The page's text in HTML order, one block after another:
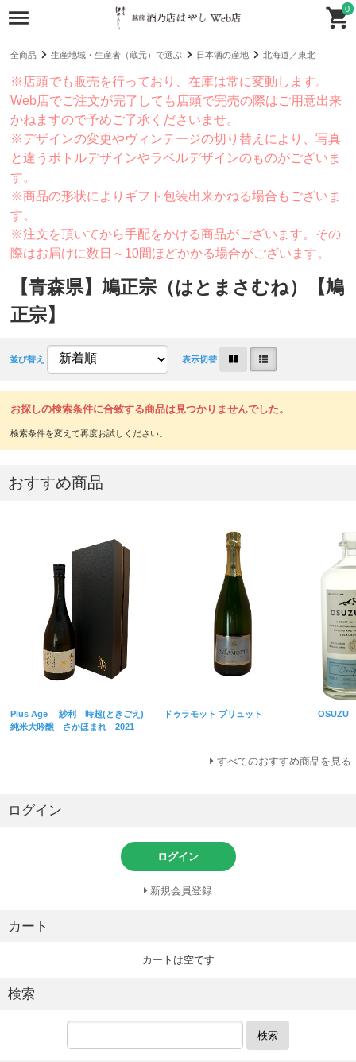
0
全商品 生産地域・生産者（蔵元）で選ぶ 日本酒の産地 北海道／東北
※店頭でも販売を行っており、在庫は常に変動します。
Web店でご注文が完了しても店頭で完売の際はご用意出来
かねますので予めご了承くださいませ。
※デザインの変更やヴィンテージの切り替えにより、写真
と違うボトルデザインやラベルデザインのものがございま
す。
※商品の形状によりギフト包装出来かねる場合もございま
す。
※注文を頂いてから手配をかける商品がございます。その
際はお届けに数日～10間ほどかかる場合がございます。
【青森県】鳩正宗（はとまさむね）【鳩
正宗】
並び替え 表示切替
お探しの検索条件に合致する商品は見つかりませんでした。
おすすめ商品
Plus Age 紗利 時超(ときごえ)
純米大吟醸 さかほまれ 2021
ドゥラモット ブリュット OSUZU
すべてのおすすめ商品を見る
ログイン
ログイン
新規会員登録
カート
カートは空です
検索
検索